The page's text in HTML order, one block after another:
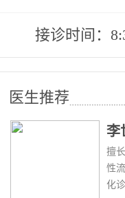
接诊时间：
医生推荐
李
任
擅
性
化